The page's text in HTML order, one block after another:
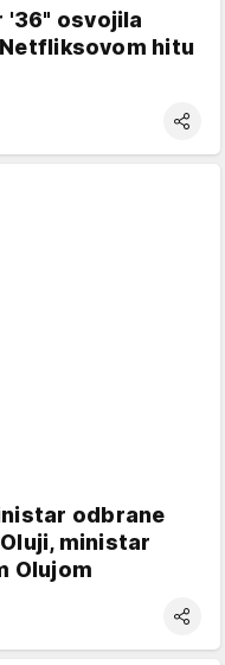
'36" osvojila
hitu
odbrane
ministar
Olujom